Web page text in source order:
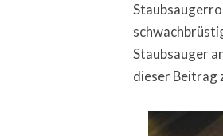
Staubsauger
dieser Beitrag